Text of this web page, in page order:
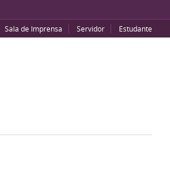
Sala de Imprensa Servidor Estudante